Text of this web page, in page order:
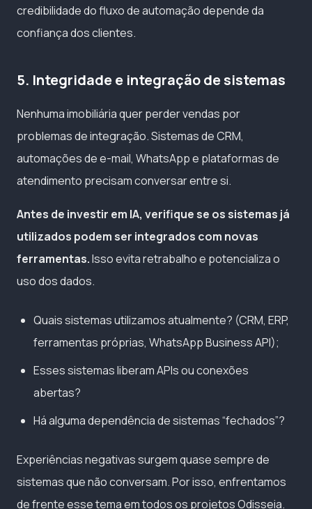
credibilidade do fluxo de automação depende da
confiança dos clientes.
5. Integridade e integração de sistemas
Nenhuma imobiliária quer perder vendas por
problemas de integração. Sistemas de CRM,
automações de e-mail, WhatsApp e plataformas de
atendimento precisam conversar entre si.
Antes de investir em IA, verifique se os sistemas já
utilizados podem ser integrados com novas
ferramentas.Isso evita retrabalho e potencializa o
uso dos dados.
Quais sistemas utilizamos atualmente? (CRM, ERP,
ferramentas próprias, WhatsApp Business API);
Esses sistemas liberam APIs ou conexões
abertas?
Há alguma dependência de sistemas “fechados”?
Experiências negativas surgem quase sempre de
sistemas que não conversam. Por isso, enfrentamos
de frente esse tema em todos os projetos Odisseia.